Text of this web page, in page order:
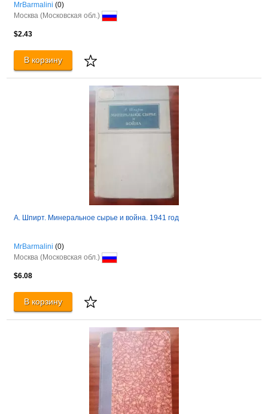
MrBarmalini (0)
Москва (Московская обл.)
$2.43
В корзину
А. Шпирт. Минеральное сырье и война. 1941 год
MrBarmalini (0)
Москва (Московская обл.)
$6.08
В корзину